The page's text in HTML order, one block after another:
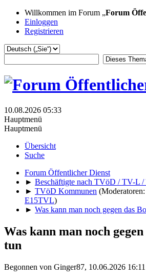
Willkommen im Forum „Forum
Einloggen
Registrieren
10.08.2026 05:33
Hauptmenü
Hauptmenü
Übersicht
Suche
Forum Öffentlicher Dienst
► Beschäftigte nach TVöD / TV-L
► TVöD Kommunen (Moderatoren:
E15TVL)
► Was kann man noch gegen das
Was kann man noch gegen
tun
Begonnen von Ginger87, 10.06.2026 16:11